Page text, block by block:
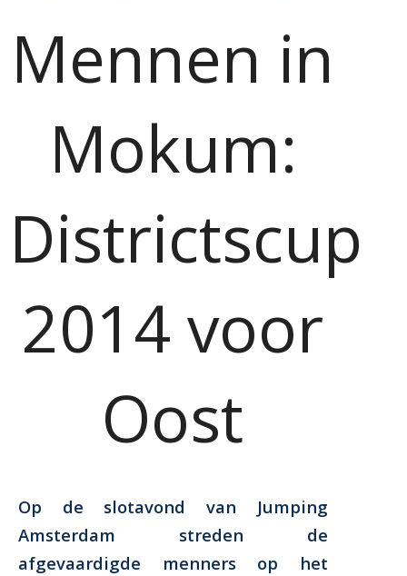
Mennen in
Mokum:
Districtscup
2014 voor
Oost
Op de slotavond van Jumping
Amsterdam streden de
afgevaardigde menners op het